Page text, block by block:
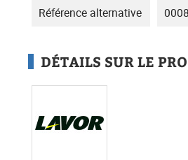
Référence alternative
DÉTAILS SUR LE